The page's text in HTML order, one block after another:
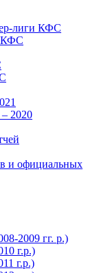
лиги КФС
КФС
– 2020
и официальных
2009 гг. р.)
г.р.)
г.р.)